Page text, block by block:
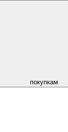
покупкам